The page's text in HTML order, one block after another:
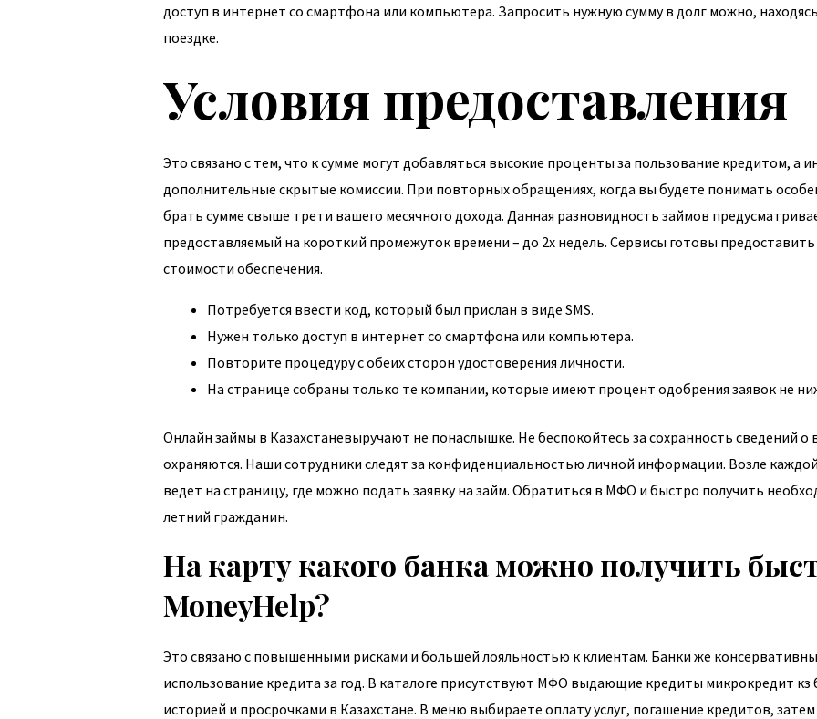
доступ в интернет со смартфона или компьютера. Запросить нужную сумму в долг можно,
поездке.
Условия предоставления
Это связано с тем, что к сумме могут добавляться высокие проценты за пользование кредитом, а
дополнительные скрытые комиссии. При повторных обращениях, когда вы будете понимать
брать сумме свыше трети вашего месячного дохода. Данная разновидность займов
предоставляемый на короткий промежуток времени – до 2х недель. Сервисы готовы
стоимости обеспечения.
Потребуется ввести код, который был прислан в виде SMS.
Нужен только доступ в интернет со смартфона или компьютера.
Повторите процедуру с обеих сторон удостоверения личности.
На странице собраны только те компании, которые имеют процент одобрения заявок не
Онлайн займы в Казахстаневыручают не понаслышке. Не беспокойтесь за сохранность сведений
охраняются. Наши сотрудники следят за конфиденциальностью личной информации. Возле
ведет на страницу, где можно подать заявку на займ. Обратиться в МФО и быстро получить
летний гражданин.
На карту какого банка можно получить
MoneyHelp?
Это связано с повышенными рисками и большей лояльностью к клиентам. Банки же
использование кредита за год. В каталоге присутствуют МФО выдающие кредиты микрокредит кз
историей и просрочками в Казахстане. В меню выбираете оплату услуг, погашение кредитов,